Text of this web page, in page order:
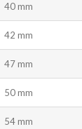
40 mm
42 mm
47 mm
50 mm
54 mm